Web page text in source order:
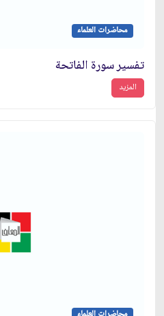
محاضرات العلماء
تفسير سورة الفاتحة
المزيد